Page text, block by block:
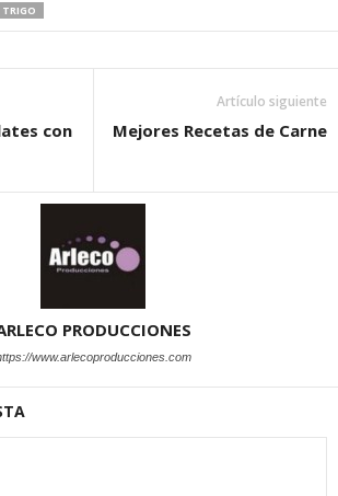
TRIGO
con
Artículo siguiente
Mejores Recetas de Carne
PRODUCCIONES
www.arlecoproducciones.com